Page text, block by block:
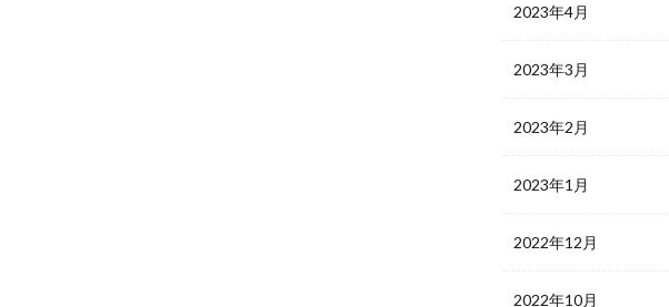
2023年4月
2023年3月
2023年2月
2023年1月
2022年12月
2022年10月